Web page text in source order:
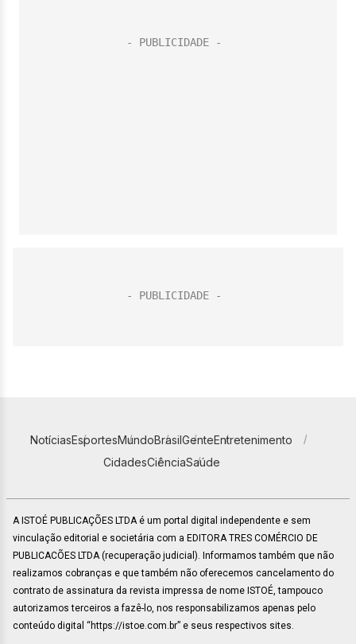
NotíciasEsportesMundoBrasilGenteEntretenimento
CidadesCiênciaSaúde
A ISTOÉ PUBLICAÇÕES LTDA é um portal digital independente e sem
vinculação editorial e societária com a EDITORA TRES COMÉRCIO DE
PUBLICACÕES LTDA (recuperação judicial). Informamos também que não
realizamos cobranças e que também não oferecemos cancelamento do
contrato de assinatura da revista impressa de nome ISTOÉ, tampouco
autorizamos terceiros a fazê-lo, nos responsabilizamos apenas pelo
conteúdo digital “https://istoe.com.br” e seus respectivos sites.